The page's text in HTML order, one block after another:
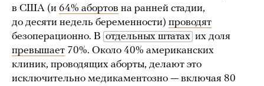
в США (и 64% абортов на ранней стадии,
до десяти недель беременности) проводят
безоперационно. В отдельных штатах их доля
превышает 70%. Около 40% американских
клиник, проводящих аборты, делают это
исключительно медикаментозно — включая 80